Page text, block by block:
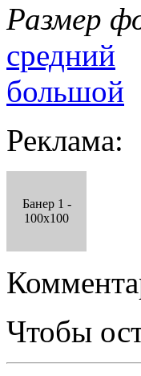
Размер
средний
большой
Реклама:
Банер 1 -
100x100
Чтобы